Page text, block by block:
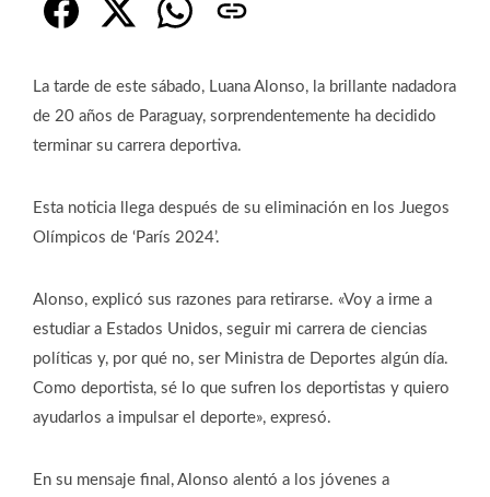
La tarde de este sábado, Luana Alonso, la brillante nadadora
de 20 años de Paraguay, sorprendentemente ha decidido
terminar su carrera deportiva.
Esta noticia llega después de su eliminación en los Juegos
Olímpicos de ‘París 2024’.
Alonso, explicó sus razones para retirarse. «Voy a irme a
estudiar a Estados Unidos, seguir mi carrera de ciencias
políticas y, por qué no, ser Ministra de Deportes algún día.
Como deportista, sé lo que sufren los deportistas y quiero
ayudarlos a impulsar el deporte», expresó.
En su mensaje final, Alonso alentó a los jóvenes a